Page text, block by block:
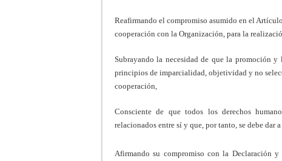
Reafirmando el compromiso asumido en el
cooperación con la Organización, para la
Subrayando la necesidad de que la promoción
principios de imparcialidad, objetividad y no
cooperación,
Consciente de que todos los derechos
relacionados entre sí y que, por tanto, se debe dar
Afirmando su compromiso con la Declaración y